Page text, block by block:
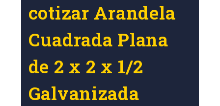
cotizar Arandela
Cuadrada Plana
de 2 x 2 x 1/2
Galvanizada